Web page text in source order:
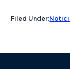
Filed Under: